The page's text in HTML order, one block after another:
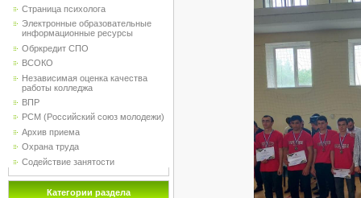
Страница психолога
Электронные образовательные
информационные ресурсы
Обркредит СПО
ВСОКО
Независимая оценка качества
работы колледжа
ВПР
РСМ (Российский союз молодежи)
Архив приема
Охрана труда
Содействие занятости
Категории раздела